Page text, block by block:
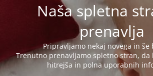
Naša spletna
prenavlja
Pripravljamo nekaj novega in še
Trenutno prenavljamo spletno stran, da
hitrejša in polna uporabnih